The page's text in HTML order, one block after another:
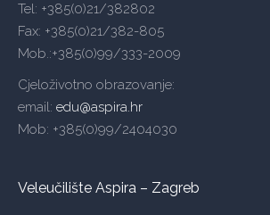
Tel: +385(0)21/382802
Fax: +385(0)21/382-805
Mob.:+385(0)99/333-2009
Cjeloživotno obrazovanje:
email: edu@aspira.hr
Mob: +385(0)99/2404030
Veleučilište Aspira – Zagreb